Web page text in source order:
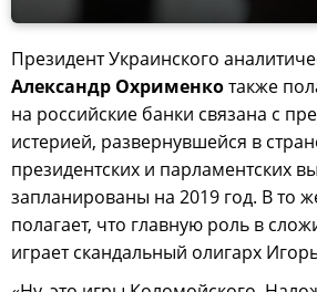
Президент Украинского
Александр Охрименкотакже
на российские банки связана с
истерией, развернувшейся в
президентских и парламентских
запланированы на 2019 год. В то
полагает, что главную роль в
играет скандальный олигарх